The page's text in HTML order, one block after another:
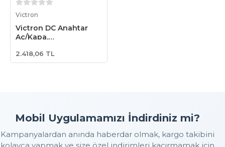
Victron
Victron DC Anahtar
Aç/Kapa,
2.418,06 TL
Mobil Uygulamamızı İndirdiniz mi?
Kampanyalardan anında haberdar olmak, kargo takibini